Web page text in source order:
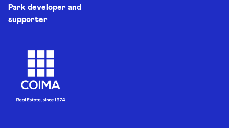
Park developer and
supporter